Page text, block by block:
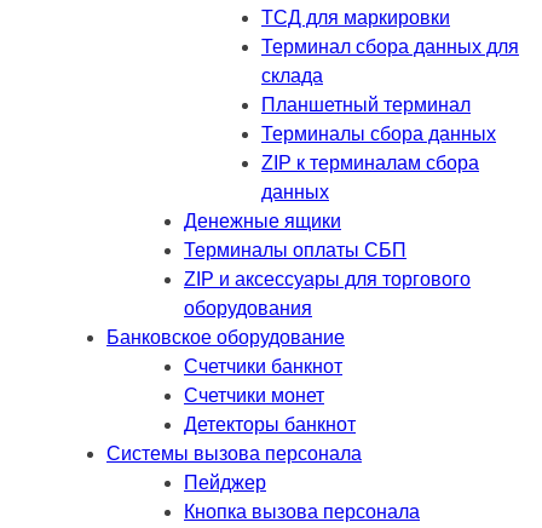
ТСД для маркировки
Терминал сбора данных для
склада
Планшетный терминал
Терминалы сбора данных
ZIP к терминалам сбора
данных
Денежные ящики
Терминалы оплаты СБП
ZIP и аксессуары для торгового
оборудования
Банковское оборудование
Счетчики банкнот
Счетчики монет
Детекторы банкнот
Системы вызова персонала
Пейджер
Кнопка вызова персонала